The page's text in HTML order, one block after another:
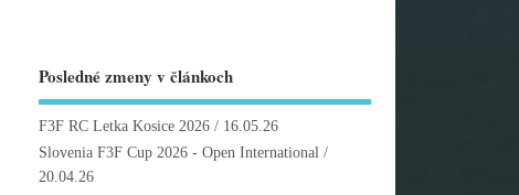
Posledné zmeny v článkoch
F3F RC Letka Kosice 2026/ 16.05.26
Slovenia F3F Cup 2026 - Open International /
20.04.26